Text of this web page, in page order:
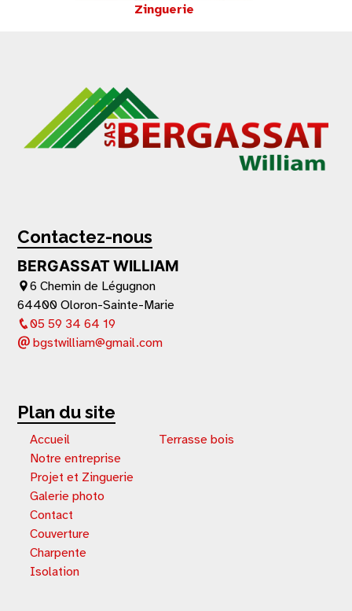
Zinguerie
Contactez-nous
BERGASSAT WILLIAM
6 Chemin de Légugnon
64400 Oloron-Sainte-Marie
05 59 34 64 19
bgstwilliam@gmail.com
Plan du site
Accueil
Notre entreprise
Projet et Zinguerie
Galerie photo
Contact
Couverture
Charpente
Isolation
Terrasse bois